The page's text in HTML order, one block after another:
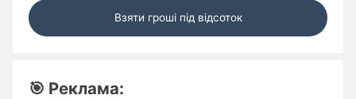
Взяти гроші під відсоток
🎯 Реклама: